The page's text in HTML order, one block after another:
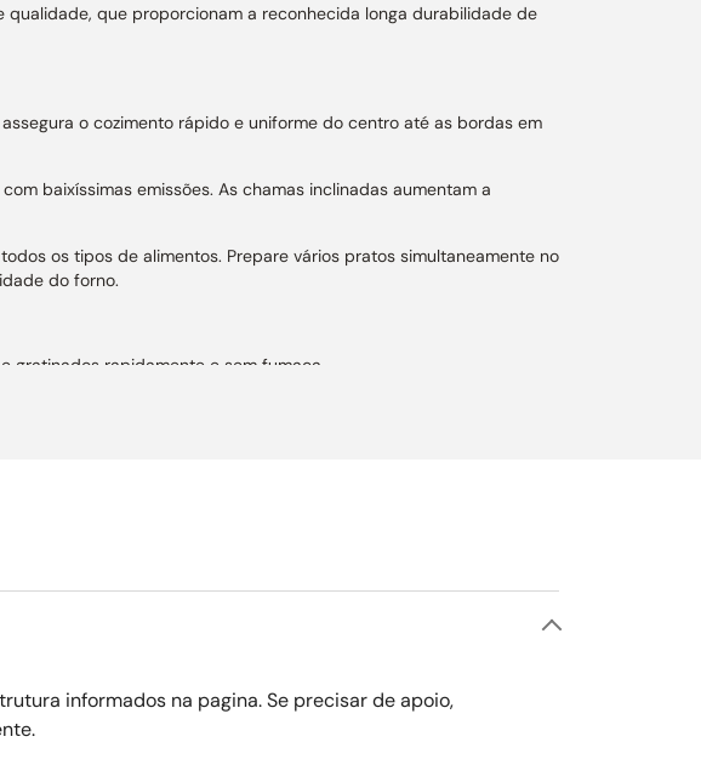
qualidade, que proporcionam a reconhecida longa durabilidade de
o cozimento rápido e uniforme do centro até as bordas em
baixíssimas emissões. As chamas inclinadas aumentam a
os tipos de alimentos. Prepare vários pratos simultaneamente no
do forno.
gratinados rapidamente e sem fumaça.
elegância e tecnologia para os chefs mais exigentes.
inox escovado.
em ambos os fornos principal e auxiliar.
informados na pagina. Se precisar de apoio,